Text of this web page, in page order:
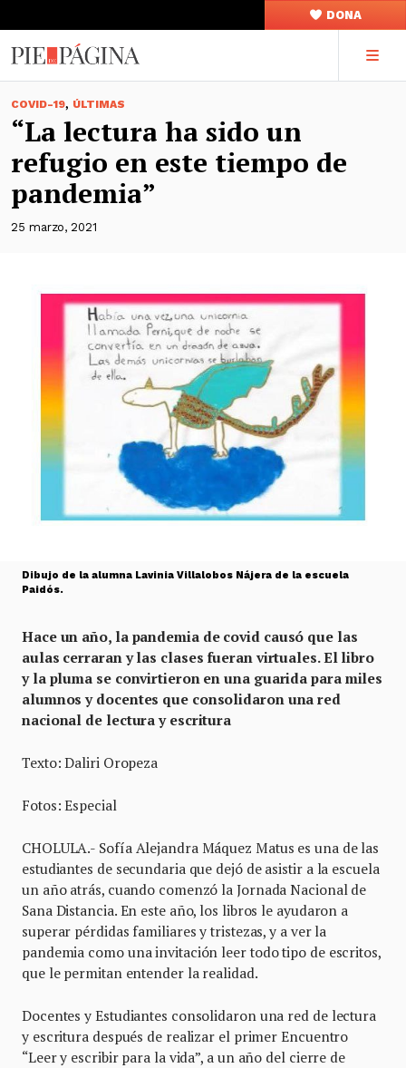
DONA
COVID-19, ÚLTIMAS
“La lectura ha sido un
refugio en este tiempo de
pandemia”
25 marzo, 2021
Dibujo de la alumna Lavinia Villalobos Nájera de la escuela
Paidós.
Hace un año, la pandemia de covid causó que las
aulas cerraran y las clases fueran virtuales. El libro
y la pluma se convirtieron en una guarida para miles
alumnos y docentes que consolidaron una red
nacional de lectura y escritura
Texto: Daliri Oropeza
Fotos: Especial
CHOLULA.- Sofía Alejandra Máquez Matus es una de las
estudiantes de secundaria que dejó de asistir a la escuela
un año atrás, cuando comenzó la Jornada Nacional de
Sana Distancia. En este año, los libros le ayudaron a
superar pérdidas familiares y tristezas, y a ver la
pandemia como una invitación leer todo tipo de escritos,
que le permitan entender la realidad.
Docentes y Estudiantes consolidaron una red de lectura
y escritura después de realizar el primer Encuentro
“Leer y escribir para la vida”, a un año del cierre de